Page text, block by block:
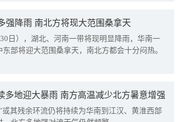
强降雨 南北方将现大范围桑拿天
日），湖北、河南一带将现明显降雨，华南一
部将迎大范围桑拿天，南北方都会十分闷热。
多地迎大暴雨 南方高温减少北方暑意增强
或其残余环流仍将持续为华南到江汉、黄淮西部